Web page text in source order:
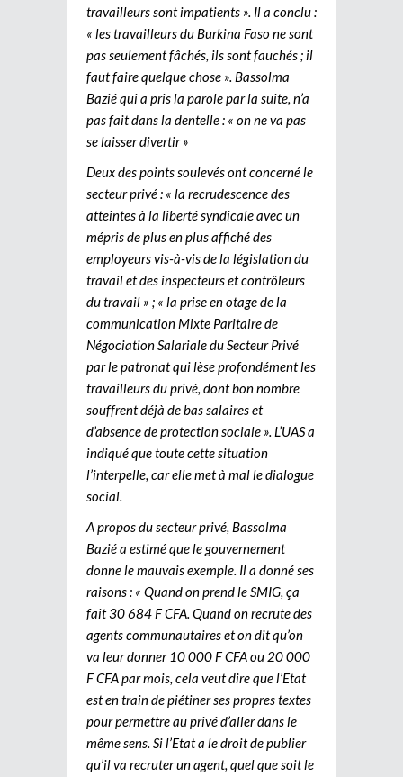
travailleurs sont impatients ». Il a conclu :
« les travailleurs du Burkina Faso ne sont
pas seulement fâchés, ils sont fauchés ; il
faut faire quelque chose ». Bassolma
Bazié qui a pris la parole par la suite, n’a
pas fait dans la dentelle : « on ne va pas
se laisser divertir »
Deux des points soulevés ont concerné le
secteur privé : « la recrudescence des
atteintes à la liberté syndicale avec un
mépris de plus en plus affiché des
employeurs vis-à-vis de la législation du
travail et des inspecteurs et contrôleurs
du travail » ; « la prise en otage de la
communication Mixte Paritaire de
Négociation Salariale du Secteur Privé
par le patronat qui lèse profondément les
travailleurs du privé, dont bon nombre
souffrent déjà de bas salaires et
d’absence de protection sociale ». L’UAS a
indiqué que toute cette situation
l’interpelle, car elle met à mal le dialogue
social.
A propos du secteur privé, Bassolma
Bazié a estimé que le gouvernement
donne le mauvais exemple. Il a donné ses
raisons : « Quand on prend le SMIG, ça
fait 30 684 F CFA. Quand on recrute des
agents communautaires et on dit qu’on
va leur donner 10 000 F CFA ou 20 000
F CFA par mois, cela veut dire que l’Etat
est en train de piétiner ses propres textes
pour permettre au privé d’aller dans le
même sens. Si l’Etat a le droit de publier
qu’il va recruter un agent, quel que soit le